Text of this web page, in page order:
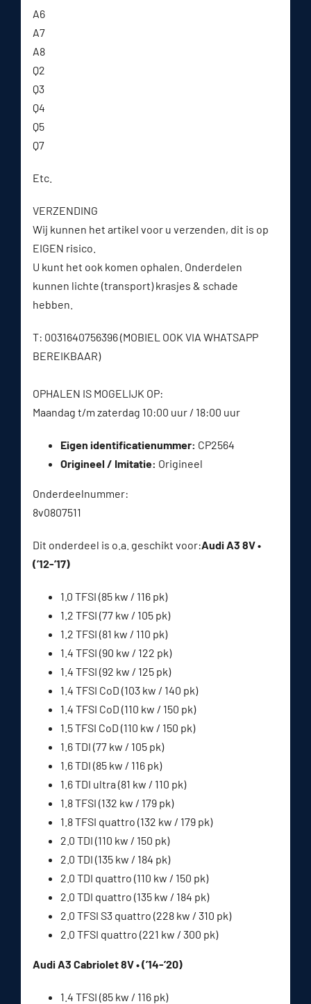
A6
A7
A8
Q2
Q3
Q4
Q5
Q7
Etc.
VERZENDING
Wij kunnen het artikel voor u verzenden, dit is op
EIGEN risico.
U kunt het ook komen ophalen. Onderdelen
kunnen lichte (transport) krasjes & schade
hebben.
T: 0031640756396 (MOBIEL OOK VIA WHATSAPP
BEREIKBAAR)
OPHALEN IS MOGELIJK OP:
Maandag t/m zaterdag 10:00 uur / 18:00 uur
Eigen identificatienummer: CP2564
Origineel / Imitatie: Origineel
Onderdeelnummer:
8v0807511
Dit onderdeel is o.a. geschikt voor:Audi A3 8V •
(’12-’17)
1.0 TFSI (85 kw / 116 pk)
1.2 TFSI (77 kw / 105 pk)
1.2 TFSI (81 kw / 110 pk)
1.4 TFSI (90 kw / 122 pk)
1.4 TFSI (92 kw / 125 pk)
1.4 TFSI CoD (103 kw / 140 pk)
1.4 TFSI CoD (110 kw / 150 pk)
1.5 TFSI CoD (110 kw / 150 pk)
1.6 TDI (77 kw / 105 pk)
1.6 TDI (85 kw / 116 pk)
1.6 TDI ultra (81 kw / 110 pk)
1.8 TFSI (132 kw / 179 pk)
1.8 TFSI quattro (132 kw / 179 pk)
2.0 TDI (110 kw / 150 pk)
2.0 TDI (135 kw / 184 pk)
2.0 TDI quattro (110 kw / 150 pk)
2.0 TDI quattro (135 kw / 184 pk)
2.0 TFSI S3 quattro (228 kw / 310 pk)
2.0 TFSI quattro (221 kw / 300 pk)
Audi A3 Cabriolet 8V • (’14-’20)
1.4 TFSI (85 kw / 116 pk)